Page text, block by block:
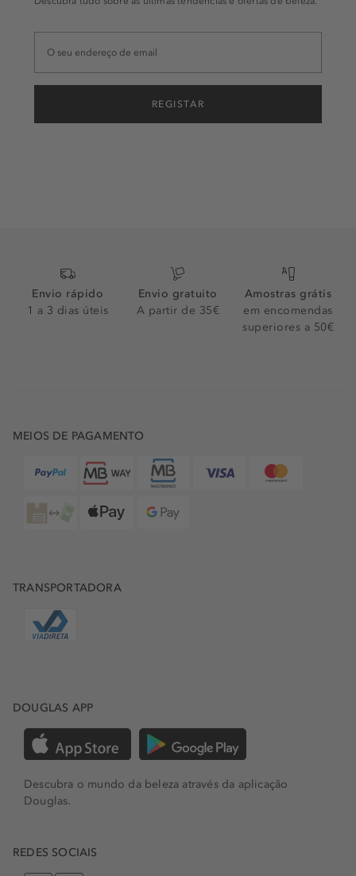
REGISTAR
Envio rápido
1 a 3 dias úteis
Envio gratuito
A partir de 35€
Amostras grátis
em encomendas
superiores a 50€
MEIOS DE PAGAMENTO
TRANSPORTADORA
DOUGLAS APP
Descubra o mundo da beleza através da aplicação
Douglas.
REDES SOCIAIS